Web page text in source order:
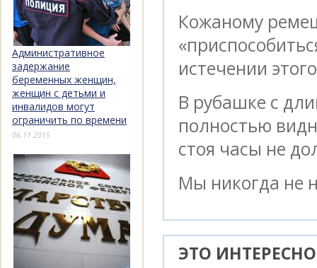
Кожаному
истечении
В рубашке с
полностью
стоя часы не
Мы никогда не
ЭТО ИНТЕРЕСНО
Административное
задержание
беременных женщин,
женщин с детьми и
инвалидов могут
ограничить по времени
06.11.2015